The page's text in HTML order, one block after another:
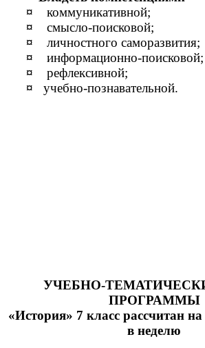
¤ коммуникативной;
¤ смысло-поисковой;
¤ личностного саморазвития;
¤ информационно-поисковой;
¤ рефлексивной;
¤ учебно-познавательной.
УЧЕБНО-
ПРОГРАММЫ
«История» 7 класс рассчитан
в неделю